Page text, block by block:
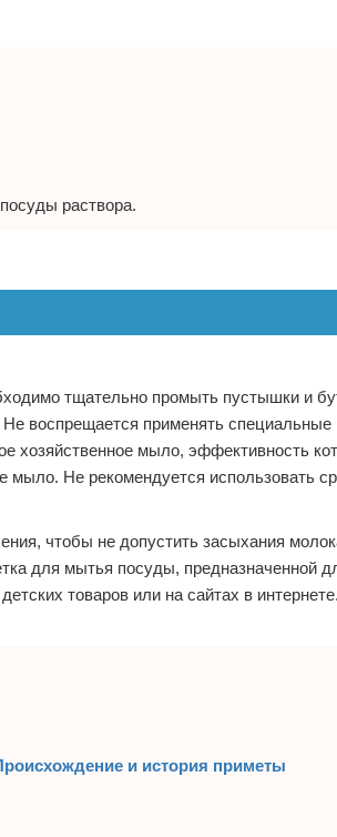
раствора.
тщательно промыть пустышки и
Не воспрещается применять
хозяйственное мыло, эффективность
мыло. Не рекомендуется использовать
чтобы не допустить засыхания
для мытья посуды, предназначенной
товаров или на сайтах в
и история приметы